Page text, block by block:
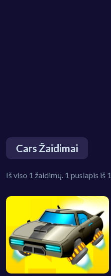
Cars Žaidimai
Iš viso 1 žaidimų. 1 puslapis iš 1